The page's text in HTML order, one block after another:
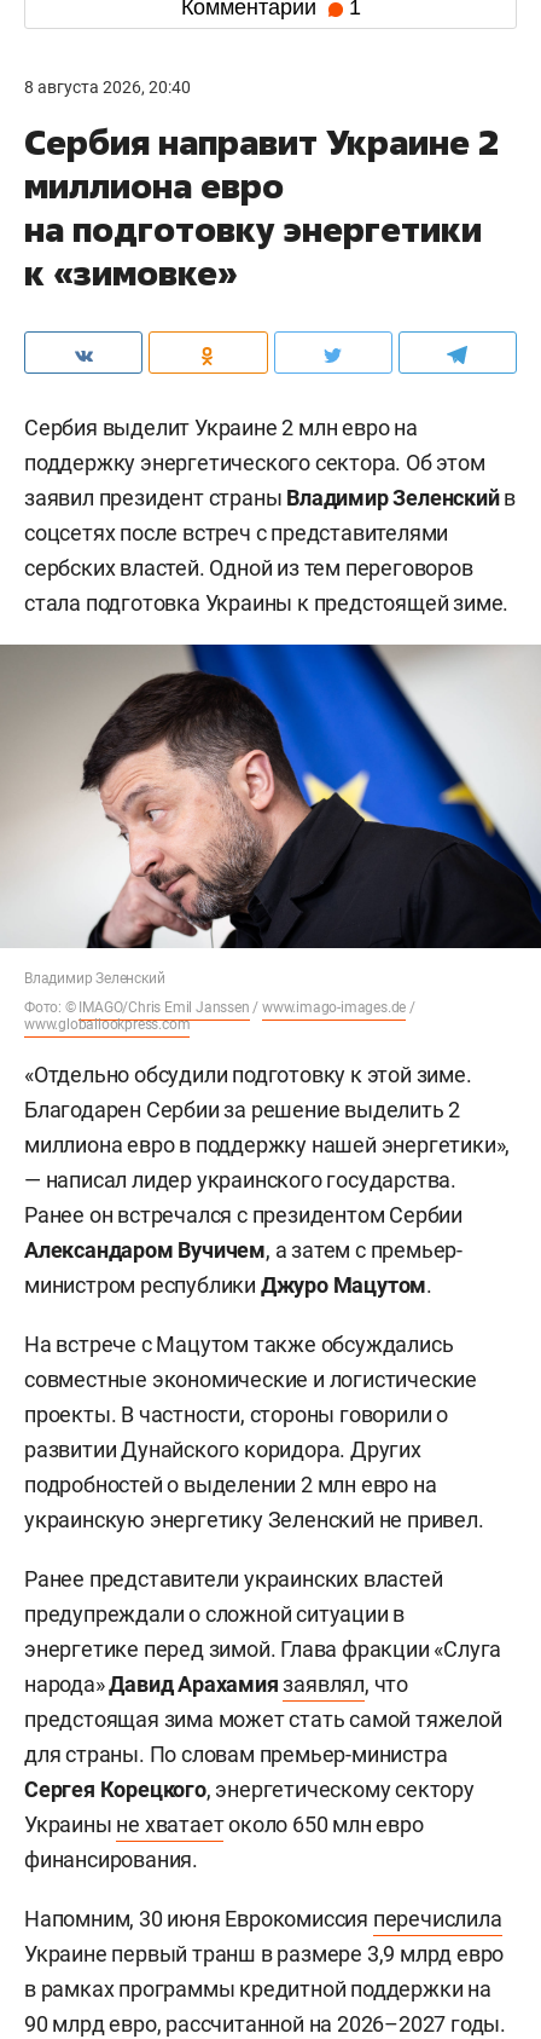
Комментарии 1
8 августа 2026, 20:40
Сербия направит Украине 2
миллиона евро
на подготовку энергетики
к «зимовке»
Сербия выделит Украине 2 млн евро на
поддержку энергетического сектора. Об этом
заявил президент страны Владимир Зеленскийв
соцсетях после встреч с представителями
сербских властей. Одной из тем переговоров
стала подготовка Украины к предстоящей зиме.
Владимир Зеленский
Фото: © IMAGO/Chris Emil Janssen /www.imago-images.de /
www.globallookpress.com
«Отдельно обсудили подготовку к этой зиме.
Благодарен Сербии за решение выделить 2
миллиона евро в поддержку нашей энергетики»,
— написал лидер украинского государства.
Ранее он встречался с президентом Сербии
Александаром Вучичем, а затем с премьер-
министром республики Джуро Мацутом.
На встрече с Мацутом также обсуждались
совместные экономические и логистические
проекты. В частности, стороны говорили о
развитии Дунайского коридора. Других
подробностей о выделении 2 млн евро на
украинскую энергетику Зеленский не привел.
Ранее представители украинских властей
предупреждали о сложной ситуации в
энергетике перед зимой. Глава фракции «Слуга
народа»Давид Арахамия заявлял, что
предстоящая зима может стать самой тяжелой
для страны. По словам премьер-министра
Сергея Корецкого, энергетическому сектору
Украины не хватаетоколо 650 млн евро
финансирования.
Напомним, 30 июня Еврокомиссия перечислила
Украине первый транш в размере 3,9 млрд евро
в рамках программы кредитной поддержки на
90 млрд евро, рассчитанной на 2026–2027 годы.